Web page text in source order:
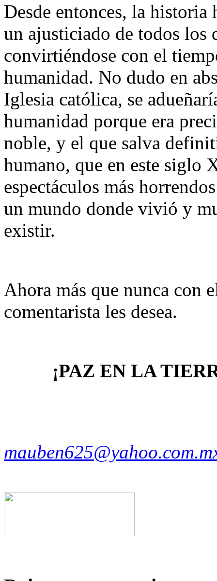
Desde entonces, la
un ajusticiado de todos los
convirtiéndose con el
humanidad. No dudo en
Iglesia católica, se
humanidad porque era
noble, y el que salva
humano, que en este siglo
espectáculos más
un mundo donde vivió y
existir.
Ahora más que nunca con
comentarista les desea.
¡PAZ EN LA